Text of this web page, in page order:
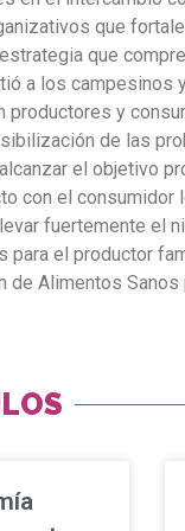
que
que
a los
y
de las
el objetivo
con el
fuertemente el
el productor
Alimentos Sanos